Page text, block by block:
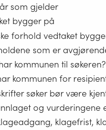
som gjelder
bygger på
forhold vedtaket
som er
kommunen til søkeren?
kommunen for
søker bør være
og vurderingene
klagefrist,